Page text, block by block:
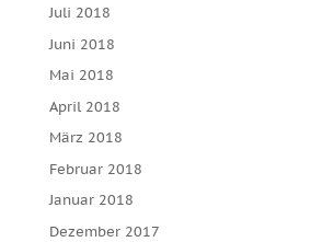
Juli 2018
Juni 2018
Mai 2018
April 2018
März 2018
Februar 2018
Januar 2018
Dezember 2017